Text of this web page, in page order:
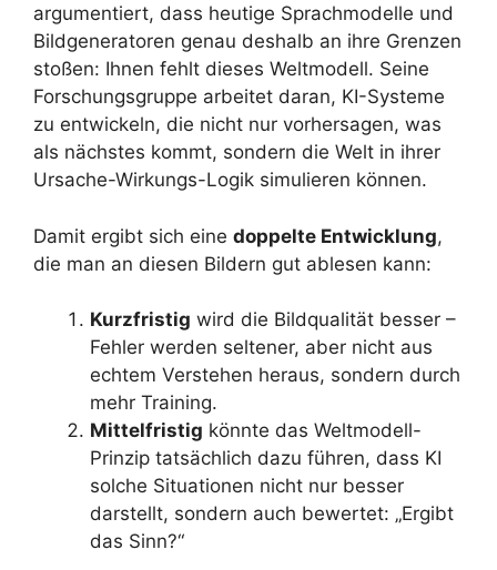
argumentiert, dass heutige Sprachmodelle und
Bildgeneratoren genau deshalb an ihre Grenzen
stoßen: Ihnen fehlt dieses Weltmodell. Seine
Forschungsgruppe arbeitet daran, KI-Systeme
zu entwickeln, die nicht nur vorhersagen, was
als nächstes kommt, sondern die Welt in ihrer
Ursache-Wirkungs-Logik simulieren können.
Damit ergibt sich eine doppelte Entwicklung,
die man an diesen Bildern gut ablesen kann:
Kurzfristig wird die Bildqualität besser –
Fehler werden seltener, aber nicht aus
echtem Verstehen heraus, sondern durch
mehr Training.
Mittelfristig könnte das Weltmodell-
Prinzip tatsächlich dazu führen, dass KI
solche Situationen nicht nur besser
darstellt, sondern auch bewertet: „Ergibt
das Sinn?“